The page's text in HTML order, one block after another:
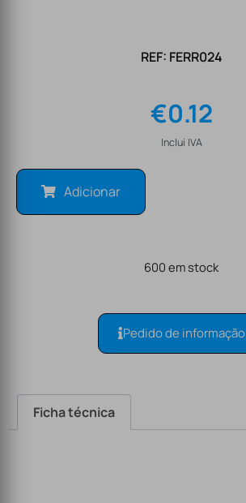
REF: FERR024
€0.12
Inclui IVA
Adicionar
600 em stock
Pedido de informação
Ficha técnica